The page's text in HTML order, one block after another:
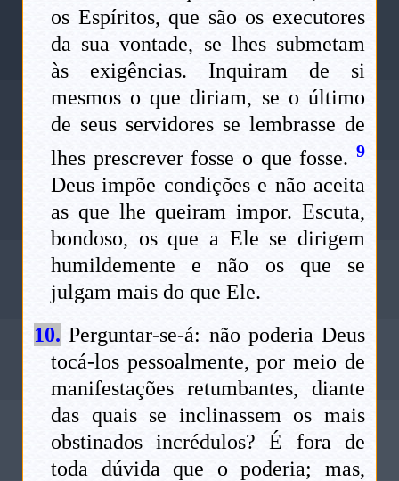
os Espíritos, que são os executores
da sua vontade, se lhes submetam
às exigências. Inquiram de si
mesmos o que diriam, se o último
de seus servidores se lembrasse de
lhes prescrever fosse o que fosse. 9
Deus impõe condições e não aceita
as que lhe queiram impor. Escuta,
bondoso, os que a Ele se dirigem
humildemente e não os que se
julgam mais do que Ele.
10. Perguntar-se-á: não poderia Deus
tocá-los pessoalmente, por meio de
manifestações retumbantes, diante
das quais se inclinassem os mais
obstinados incrédulos? É fora de
toda dúvida que o poderia; mas,